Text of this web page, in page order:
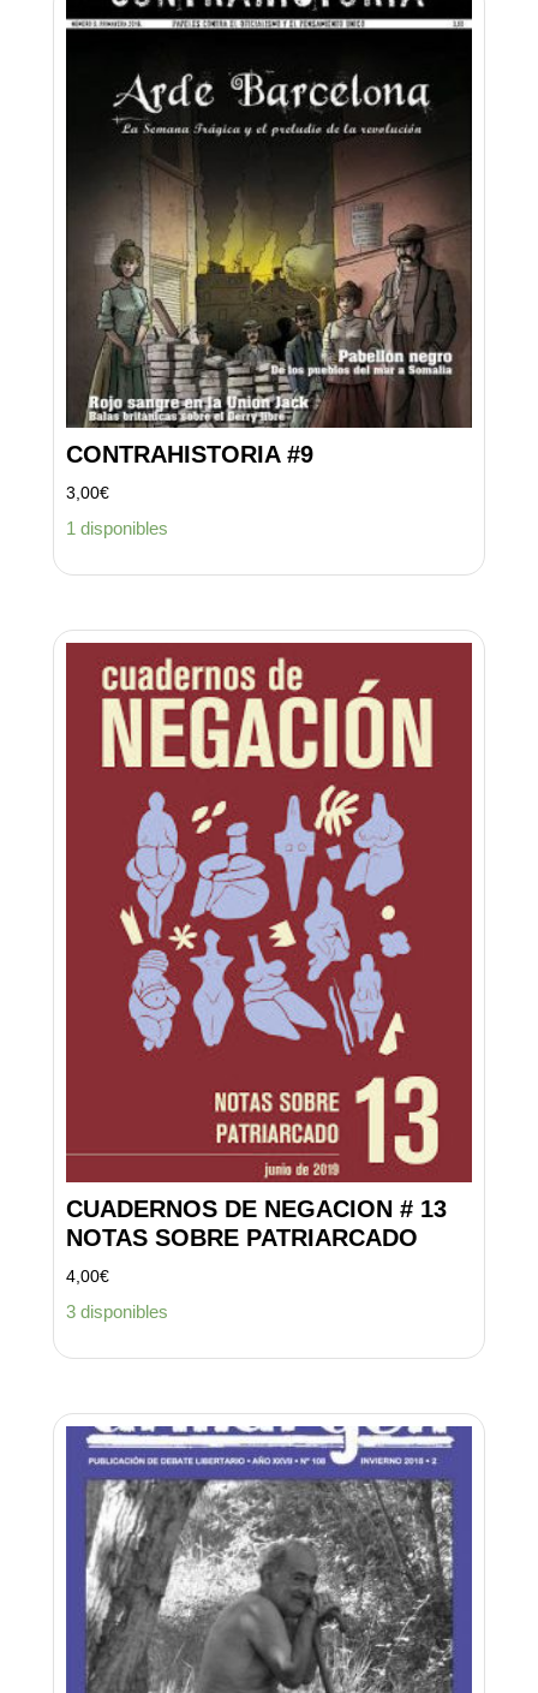
CONTRAHISTORIA #9
3,00€
1 disponibles
CUADERNOS DE NEGACION # 13
NOTAS SOBRE PATRIARCADO
4,00€
3 disponibles